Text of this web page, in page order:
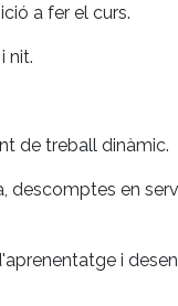
a fer el curs.
nit.
de treball dinàmic.
descomptes en
i